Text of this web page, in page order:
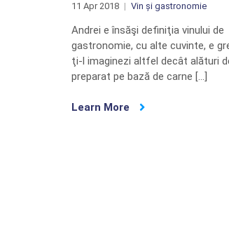
11 Apr 2018 Vin și gastronomie
Andrei e însăşi definiţia vinului de
gastronomie, cu alte cuvinte, e
ţi-l imaginezi altfel decât alături
preparat pe bază de carne […]
Learn More